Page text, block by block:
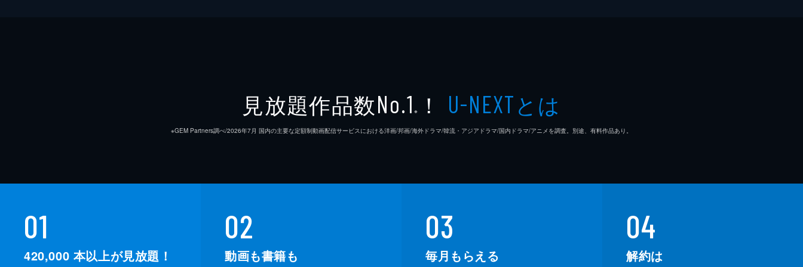
見放題作品数No.1 ※ ！ U-NEXTとは
※GEM Partners調べ/2026年7⽉ 国内の主要な定額制動画配信サービスにおける洋画/邦画/海外ドラマ/韓流・アジアドラマ/国内ドラマ/アニメを調査。別途、有料作品あり。
01
420,000 本以上が見放題！
02
動画も書籍も
03
毎月もらえる
04
解約は